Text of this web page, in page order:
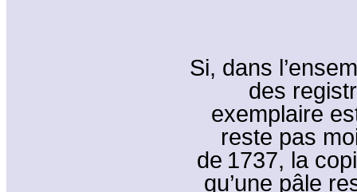
Si, dans
des
exemplaire
reste pas
de 1737, la
qu’une pâle